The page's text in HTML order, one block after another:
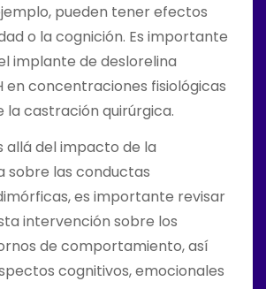
pueden tener efectos
o la cognición. Es importante
implante de deslorelina
en concentraciones fisiológicas
la castración quirúrgica.
allá del impacto de la
sobre las conductas
es importante revisar
intervención sobre los
de comportamiento, así
cognitivos, emocionales